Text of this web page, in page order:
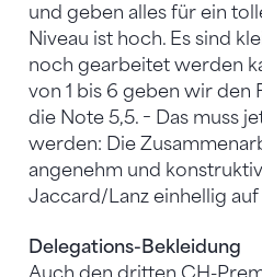
und geben alles für ein
Niveau ist hoch. Es sind
noch gearbeitet werden
von 1 bis 6 geben wir den
die Note 5,5. − Das muss
werden: Die
angenehm und
Jaccard/Lanz einhellig
Delegations-Bekleidung